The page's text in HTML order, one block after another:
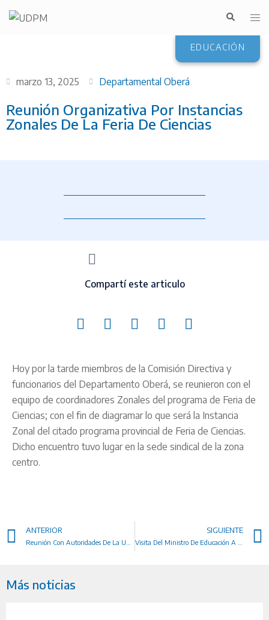
EDUCACIÓN
marzo 13, 2025 Departamental Oberá
Reunión Organizativa Por Instancias
Zonales De La Feria De Ciencias
Compartí este articulo
Hoy por la tarde miembros de la Comisión Directiva y
funcionarios del Departamento Oberá, se reunieron con el
equipo de coordinadores Zonales del programa de Feria de
Ciencias; con el fin de diagramar lo que será la Instancia
Zonal del citado programa provincial de Feria de Ciencias.
Dicho encuentro tuvo lugar en la sede sindical de la zona
centro.
ANTERIOR SIGUIENTE
Más noticias